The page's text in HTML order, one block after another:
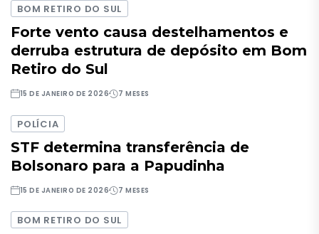
BOM RETIRO DO SUL
Forte vento causa destelhamentos e
derruba estrutura de depósito em Bom
Retiro do Sul
15 DE JANEIRO DE 2026 7 MESES
POLÍCIA
STF determina transferência de
Bolsonaro para a Papudinha
15 DE JANEIRO DE 2026 7 MESES
BOM RETIRO DO SUL